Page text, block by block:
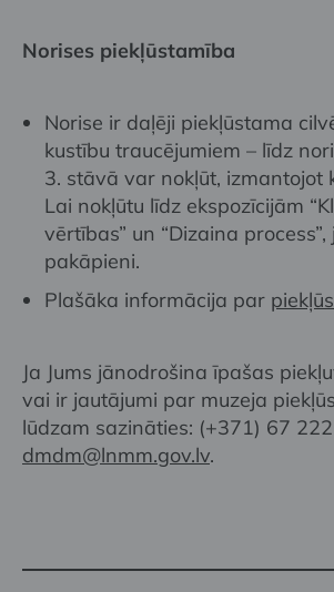
Norises piekļūstamība
Norise ir daļēji piekļūstama
kustību traucējumiem – līdz
3. stāvā var nokļūt, izmantojot
Lai nokļūtu līdz ekspozīcijām
vērtības” un “Dizaina
pakāpieni.
Plašāka informācija par
Ja Jums jānodrošina īpašas
vai ir jautājumi par muzeja
lūdzam sazināties: (+371) 67
dmdm@lnmm.gov.lv.